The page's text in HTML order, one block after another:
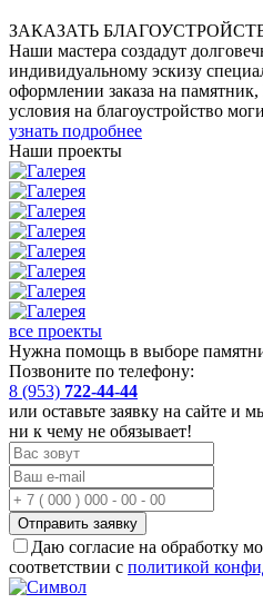
ЗАКАЗАТЬ
Наши мастера создадут
индивидуальному эскизу
оформлении заказа на
условия на благоустройство
узнать подробнее
Наши проекты
все проекты
Нужна помощь в выборе
Позвоните по телефону:
8 (953) 722-44-44
или оставьте заявку на сайте и
ни к чему не обязывает!
Отправить заявку
Даю согласие на обработку
соответствии с политикой